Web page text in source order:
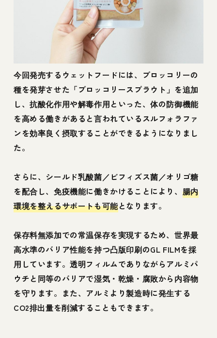
今回発売するウェットフードには、ブロッコリーの
種を発芽させた「ブロッコリースプラウト」を追加
し、抗酸化作用や解毒作用といった、体の防御機能
を高める働きがあると言われているスルフォラファ
ンを効率良く摂取することができるようになりまし
た。
さらに、シールド乳酸菌／ビフィズス菌／オリゴ糖
を配合し、免疫機能に働きかけることにより、 腸内
環境を整えるサポートも可能となります。
保存料無添加での常温保存を実現するため、世界最
高水準のバリア性能を持つ凸版印刷のGL FILMを採
用しています。透明フィルムでありながらアルミパ
ウチと同等のバリアで湿気・乾燥・腐敗から内容物
を守ります。また、アルミより製造時に発生する
CO2排出量を削減することもできます。